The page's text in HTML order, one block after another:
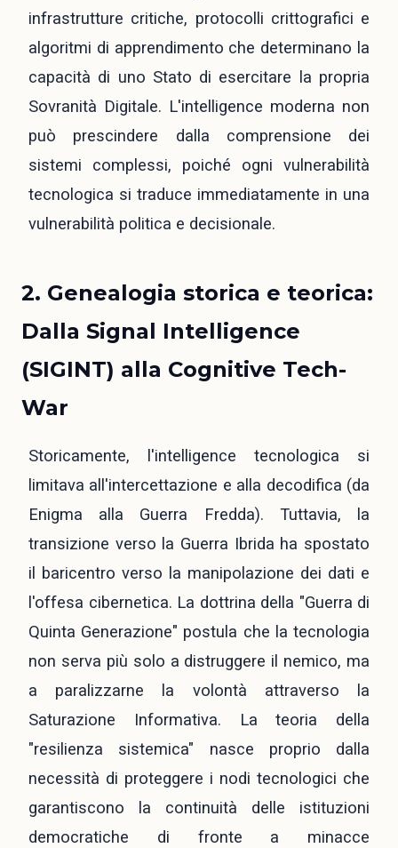
infrastrutture critiche, protocolli crittografici e
algoritmi di apprendimento che determinano la
capacità di uno Stato di esercitare la propria
Sovranità Digitale. L'intelligence moderna non
può prescindere dalla comprensione dei
sistemi complessi, poiché ogni vulnerabilità
tecnologica si traduce immediatamente in una
vulnerabilità politica e decisionale.
2. Genealogia storica e teorica:
Dalla Signal Intelligence
(SIGINT) alla Cognitive Tech-
War
Storicamente, l'intelligence tecnologica si
limitava all'intercettazione e alla decodifica (da
Enigma alla Guerra Fredda). Tuttavia, la
transizione verso la Guerra Ibrida ha spostato
il baricentro verso la manipolazione dei dati e
l'offesa cibernetica. La dottrina della "Guerra di
Quinta Generazione" postula che la tecnologia
non serva più solo a distruggere il nemico, ma
a paralizzarne la volontà attraverso la
Saturazione Informativa. La teoria della
"resilienza sistemica" nasce proprio dalla
necessità di proteggere i nodi tecnologici che
garantiscono la continuità delle istituzioni
democratiche di fronte a minacce